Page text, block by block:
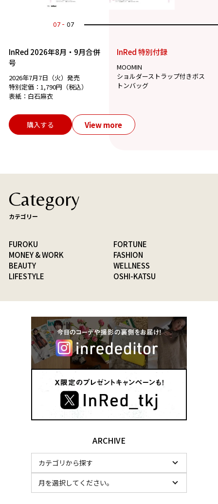
07 07
InRed 2026年8月・9月合併
号
2026年7月7日（火）発売
特別定価：1,790円（税込）
表紙：白石麻衣
InRed 特別付録
MOOMIN
ショルダーストラップ付きボス
トンバッグ
購入する View more
Category
カテゴリー
FUROKU
FORTUNE
MONEY & WORK
FASHION
BEAUTY
WELLNESS
LIFESTYLE
OSHI-KATSU
ARCHIVE